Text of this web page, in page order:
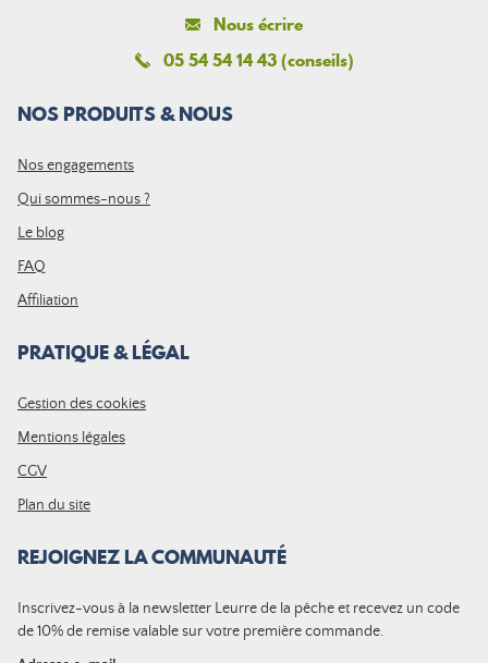
Nous écrire
05 54 54 14 43 (conseils)
NOS PRODUITS & NOUS
Nos engagements
Qui sommes-nous ?
Le blog
FAQ
Affiliation
PRATIQUE & LÉGAL
Gestion des cookies
Mentions légales
CGV
Plan du site
REJOIGNEZ LA COMMUNAUTÉ
Inscrivez-vous à la newsletter Leurre de la pêche et recevez un code
de 10% de remise valable sur votre première commande.